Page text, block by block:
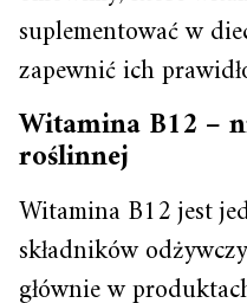
suplementować w
zapewnić ich
Witamina B12 –
roślinnej
Witamina B12 jest
składników
głównie w